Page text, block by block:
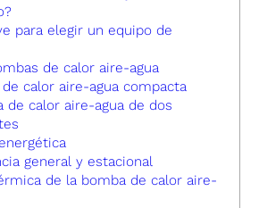
para elegir un equipo de
de calor aire-agua
calor aire-agua compacta
de calor aire-agua de dos
general y estacional
de la bomba de calor aire-